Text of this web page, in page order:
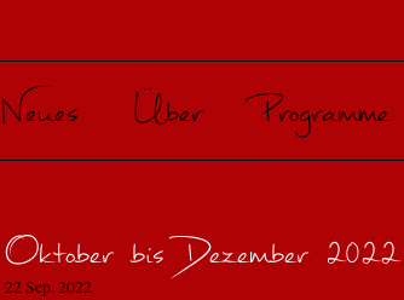
Neues Über Programme
von Astor
Oktober bis Dezember 2022
22 Sep. 2022